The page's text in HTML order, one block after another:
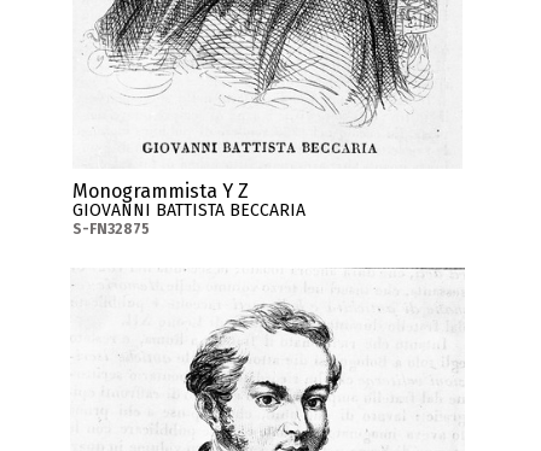
Monogrammista Y Z
GIOVANNI BATTISTA BECCARIA
S-FN32875